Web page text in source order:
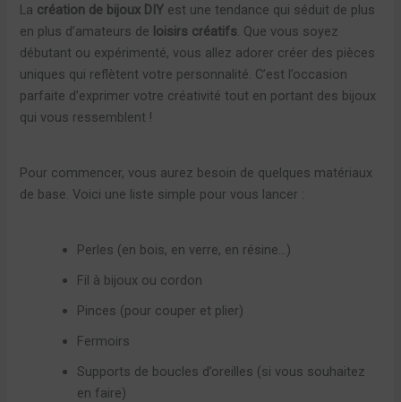
La création de bijoux DIY est une tendance qui séduit de plus
en plus d’amateurs de loisirs créatifs. Que vous soyez
débutant ou expérimenté, vous allez adorer créer des pièces
uniques qui reflètent votre personnalité. C’est l’occasion
parfaite d’exprimer votre créativité tout en portant des bijoux
qui vous ressemblent !
Pour commencer, vous aurez besoin de quelques matériaux
de base. Voici une liste simple pour vous lancer :
Perles (en bois, en verre, en résine…)
Fil à bijoux ou cordon
Pinces (pour couper et plier)
Fermoirs
Supports de boucles d’oreilles (si vous souhaitez
en faire)